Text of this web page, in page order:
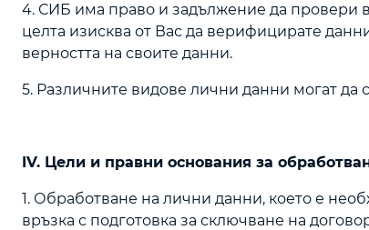
4. СИБ има право и задължение да провери
целта изисква от Вас да верифицирате
верността на своите данни.
5. Различните видове лични данни могат
IV. Цели и правни основания за
1. Обработване на лични данни, което е
връзка с подготовка за сключване на